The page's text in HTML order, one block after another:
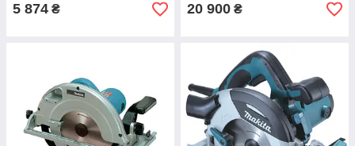
5 874 ₴ 20 900 ₴